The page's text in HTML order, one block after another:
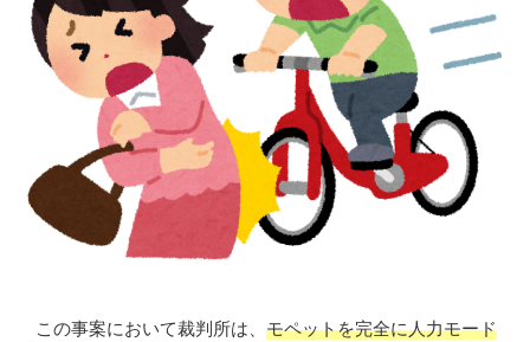
この事案において裁判所は、 モペットを完全に人力モード